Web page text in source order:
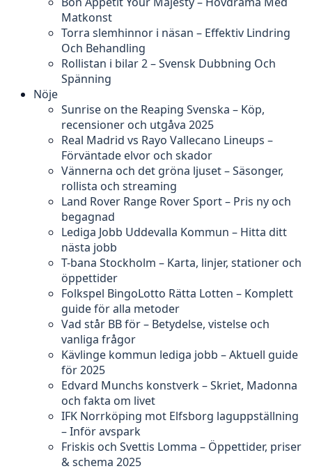
Matkonst
Torra slemhinnor i näsan – Effektiv Lindring
Och Behandling
Rollistan i bilar 2 – Svensk Dubbning Och
Spänning
Nöje
Sunrise on the Reaping Svenska – Köp,
recensioner och utgåva 2025
Real Madrid vs Rayo Vallecano Lineups –
Förväntade elvor och skador
Vännerna och det gröna ljuset – Säsonger,
rollista och streaming
Land Rover Range Rover Sport – Pris ny och
begagnad
Lediga Jobb Uddevalla Kommun – Hitta ditt
nästa jobb
T-bana Stockholm – Karta, linjer, stationer och
öppettider
Folkspel BingoLotto Rätta Lotten – Komplett
guide för alla metoder
Vad står BB för – Betydelse, vistelse och
vanliga frågor
Kävlinge kommun lediga jobb – Aktuell guide
för 2025
Edvard Munchs konstverk – Skriet, Madonna
och fakta om livet
IFK Norrköping mot Elfsborg laguppställning
– Inför avspark
Friskis och Svettis Lomma – Öppettider, priser
& schema 2025